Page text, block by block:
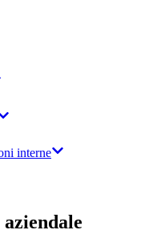
interne